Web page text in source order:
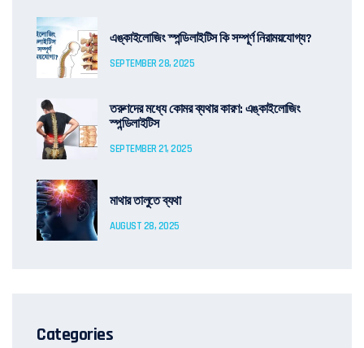
এঙ্কাইলোজিং স্পন্ডিলাইটিস কি সম্পূর্ণ নিরাময়যোগ্য?
SEPTEMBER 28, 2025
তরুণদের মধ্যে কোমর ব্যথার কারণ: এঙ্কাইলোজিং
স্পন্ডিলাইটিস
SEPTEMBER 21, 2025
মাথার তালুতে ব্যথা
AUGUST 28, 2025
Categories